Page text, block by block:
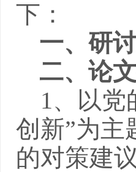
下：
一、研
二、论
1、以党
创新”为主
的对策建